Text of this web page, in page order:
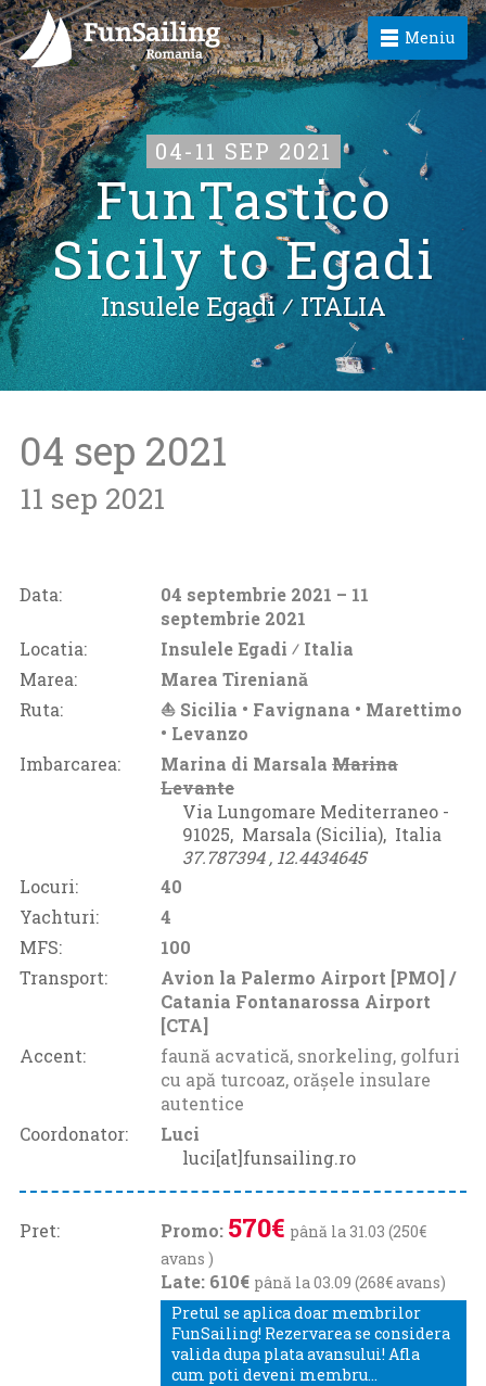
Meniu
04-11 SEP 2021
FunTastico
Sicily to Egadi
Insulele Egadi ⁄ITALIA
04 sep 2021
11 sep 2021
Data: 04 septembrie 2021 – 11
septembrie 2021
Locatia:
Insulele Egadi ⁄ Italia
Marea:
Marea Tireniană
Ruta:
⛵ Sicilia • Favignana • Marettimo
• Levanzo
Imbarcarea:
Marina di Marsala Marina
Levante
Via Lungomare Mediterraneo -
91025‚ Marsala (Sicilia)‚ Italia
37.787394 ‚ 12.4434645
Locuri:
40
Yachturi:
4
MFS:
100
Transport:
Avion la Palermo Airport [PMO] /
Catania Fontanarossa Airport
[CTA]
Accent:
faună acvatică, snorkeling, golfuri
cu apă turcoaz, orășele insulare
autentice
Coordonator:
Luci
luci[at]funsailing.ro
Pret: Promo: 570€ până la 31.03 (250€
avans )
Late: 610€ până la 03.09 (268€ avans)
Pretul se aplica doar membrilor
FunSailing! Rezervarea se considera
valida dupa plata avansului! Afla
cum poti deveni membru...